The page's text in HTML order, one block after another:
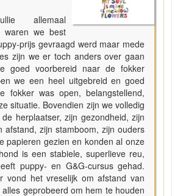
allemaal
waren we best
prijs gevraagd werd maar mede
zijn we er toch anders over gaan
goed voorbereid naar de fokker
we een heel uitgebreid en goed
fokker was open, belangstellend,
situatie. Bovendien zijn we volledig
herplaatser, zijn gezondheid, zijn
afstand, zijn stamboom, zijn ouders
papieren gezien en konden al onze
is een stabiele, superlieve reu,
puppy- en G&G-cursus gehad.
vond het vreselijk om afstand van
geprobeerd om hem te houden